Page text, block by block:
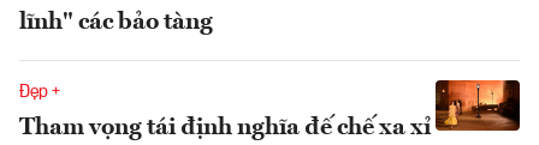
lĩnh" các bảo tàng
Đẹp +
Tham vọng tái định nghĩa đế chế xa xỉ